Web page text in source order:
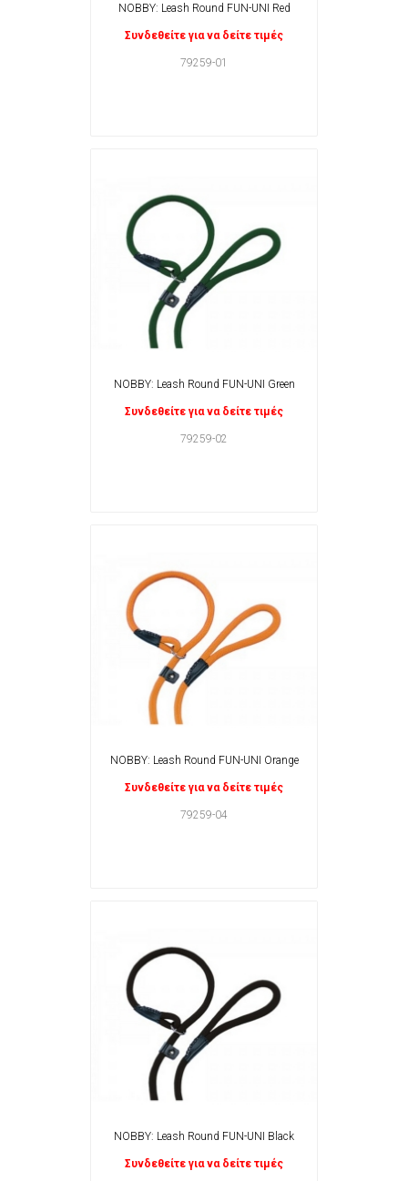
NOBBY: Leash Round FUN-UNI Red
Συνδεθείτε για να δείτε τιμές
79259-01
NOBBY: Leash Round FUN-UNI Green
Συνδεθείτε για να δείτε τιμές
79259-02
NOBBY: Leash Round FUN-UNI Orange
Συνδεθείτε για να δείτε τιμές
79259-04
NOBBY: Leash Round FUN-UNI Black
Συνδεθείτε για να δείτε τιμές